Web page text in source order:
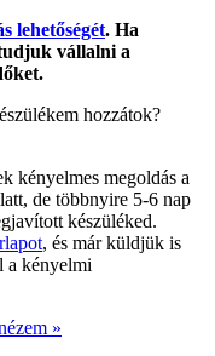
lehetőségét. Ha
vállalni a
hozzátok?
kényelmes megoldás a
de többnyire 5-6 nap
készüléked.
, és már küldjük is
a kényelmi
»